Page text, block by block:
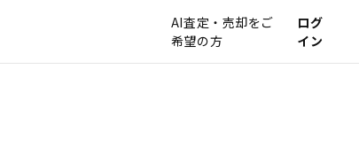
AI査定・売却をご
希望の方
ログ
イン